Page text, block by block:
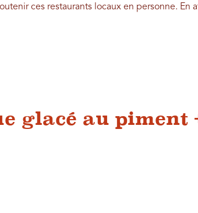
ces restaurants locaux en personne. En
glacé au piment